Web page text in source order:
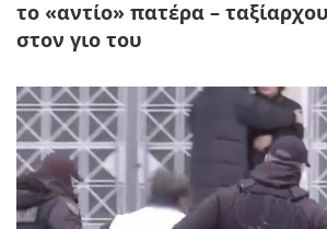
το «αντίο» πατέρα –
στον γιο του